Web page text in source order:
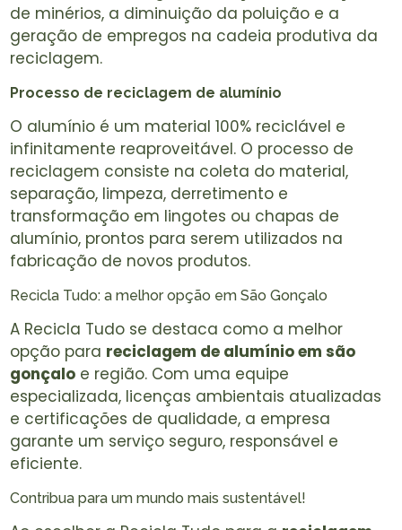
de minérios, a diminuição da poluição e a
geração de empregos na cadeia produtiva da
reciclagem.
Processo de reciclagem de alumínio
O alumínio é um material 100% reciclável e
infinitamente reaproveitável. O processo de
reciclagem consiste na coleta do material,
separação, limpeza, derretimento e
transformação em lingotes ou chapas de
alumínio, prontos para serem utilizados na
fabricação de novos produtos.
Recicla Tudo: a melhor opção em São Gonçalo
A Recicla Tudo se destaca como a melhor
opção para reciclagem de alumínio em são
gonçalo e região. Com uma equipe
especializada, licenças ambientais atualizadas
e certificações de qualidade, a empresa
garante um serviço seguro, responsável e
eficiente.
Contribua para um mundo mais sustentável!